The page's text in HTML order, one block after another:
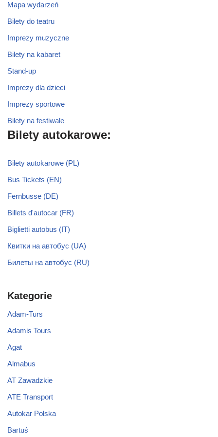
Mapa wydarzeń
Bilety do teatru
Imprezy muzyczne
Bilety na kabaret
Stand-up
Imprezy dla dzieci
Imprezy sportowe
Bilety na festiwale
Bilety autokarowe:
Bilety autokarowe (PL)
Bus Tickets (EN)
Fernbusse (DE)
Billets d'autocar (FR)
Biglietti autobus (IT)
Квитки на автобус (UA)
Билеты на автобус (RU)
Kategorie
Adam-Turs
Adamis Tours
Agat
Almabus
AT Zawadzkie
ATE Transport
Autokar Polska
Bartuś